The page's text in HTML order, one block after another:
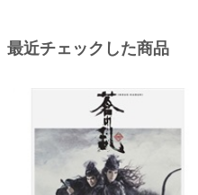
最近チェックした商品